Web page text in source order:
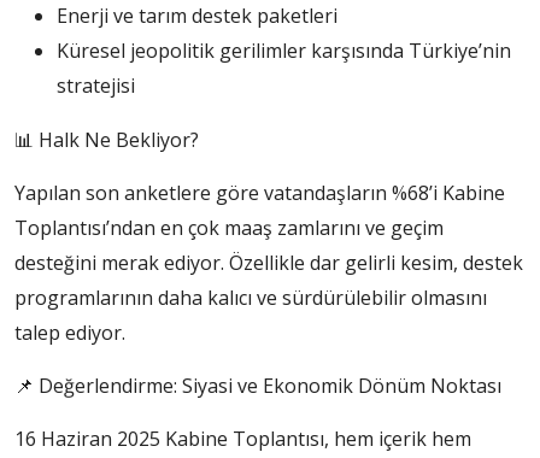
Enerji ve tarım destek paketleri
Küresel jeopolitik gerilimler karşısında Türkiye’nin
stratejisi
📊 Halk Ne Bekliyor?
Yapılan son anketlere göre vatandaşların %68’i Kabine
Toplantısı’ndan en çok maaş zamlarını ve geçim
desteğini merak ediyor. Özellikle dar gelirli kesim, destek
programlarının daha kalıcı ve sürdürülebilir olmasını
talep ediyor.
📌 Değerlendirme: Siyasi ve Ekonomik Dönüm Noktası
16 Haziran 2025 Kabine Toplantısı, hem içerik hem